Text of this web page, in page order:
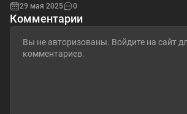
29 мая 2025 0
Комментарии